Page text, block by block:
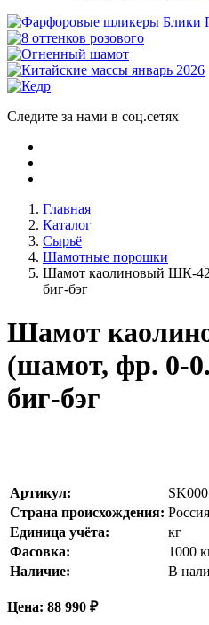
Следите за нами в соц.сетях
Главная
Каталог
Сырьё
Шамотные порошки
Шамот каолиновый ШК-42
биг-бэг
Шамот
(шамот, фр. 0-
биг-бэг
Артикул:
Страна происхождения: Россия
Единица учёта:
кг
Фасовка:
1000
Наличие:
В
Цена: 88 990 ₽